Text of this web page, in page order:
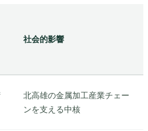
社会的影響
北高雄の金属加工産業チェー
ンを支える中核